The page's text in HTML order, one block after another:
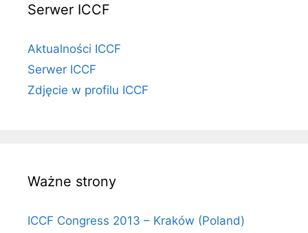
Serwer ICCF
Aktualności ICCF
Serwer ICCF
Zdjęcie w profilu ICCF
Ważne strony
ICCF Congress 2013 – Kraków (Poland)